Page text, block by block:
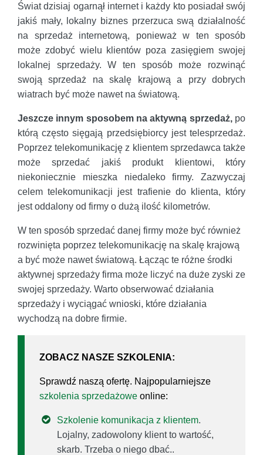
Świat dzisiaj ogarnął internet i każdy kto posiadał swój
jakiś mały, lokalny biznes przerzuca swą działalność
na sprzedaż internetową, ponieważ w ten sposób
może zdobyć wielu klientów poza zasięgiem swojej
lokalnej sprzedaży. W ten sposób może rozwinąć
swoją sprzedaż na skalę krajową a przy dobrych
wiatrach być może nawet na światową.
Jeszcze innym sposobem na aktywną sprzedaż,po
którą często sięgają przedsiębiorcy jest telesprzedaż.
Poprzez telekomunikację z klientem sprzedawca także
może sprzedać jakiś produkt klientowi, który
niekoniecznie mieszka niedaleko firmy. Zazwyczaj
celem telekomunikacji jest trafienie do klienta, który
jest oddalony od firmy o dużą ilość kilometrów.
W ten sposób sprzedać danej firmy może być również
rozwinięta poprzez telekomunikację na skalę krajową
a być może nawet światową. Łącząc te różne środki
aktywnej sprzedaży firma może liczyć na duże zyski ze
swojej sprzedaży. Warto obserwować działania
sprzedaży i wyciągać wnioski, które działania
wychodzą na dobre firmie.
ZOBACZ NASZE SZKOLENIA:
Sprawdź naszą ofertę. Najpopularniejsze
szkolenia sprzedażowe online:
Szkolenie komunikacja z klientem.
Lojalny, zadowolony klient to wartość,
skarb. Trzeba o niego dbać..